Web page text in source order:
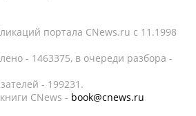
портала CNews.ru c 11.1998
- 1463375, в очереди разбора -
- 199231.
CNews - book@cnews.ru